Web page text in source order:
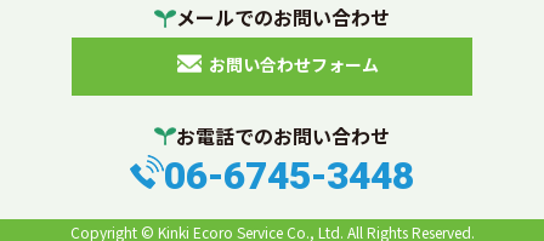
費用相場
車のバッテリー
廃材 処分費 壁紙
捨て方
メールでのお問い合わせ
お問い合わせフォーム
お電話でのお問い合わせ
06-6745-3448
Copyright © Kinki Ecoro Service Co., Ltd. All Rights Reserved.